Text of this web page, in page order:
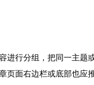
进行分组，把同一主题
页面右边栏或底部也应